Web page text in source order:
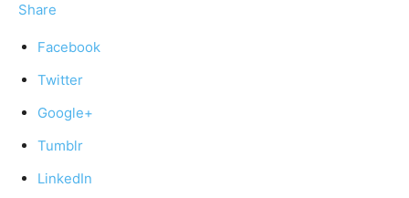
Share
Facebook
Twitter
Google+
Tumblr
LinkedIn